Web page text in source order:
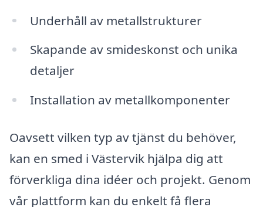
Underhåll av metallstrukturer
Skapande av smideskonst och unika
detaljer
Installation av metallkomponenter
Oavsett vilken typ av tjänst du behöver,
kan en smed i Västervik hjälpa dig att
förverkliga dina idéer och projekt. Genom
vår plattform kan du enkelt få flera